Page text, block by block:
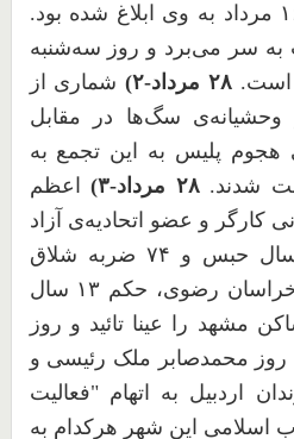
مرداد به وی ابلاغ شده بود.
به سر می‌برد و روز سه‌شنبه
است. ۲۸مرداد-۲) شماری از
وحشیانه‌ی سگ‌ها در مقابل
هجوم پلیس به این تجمع به
شدند.۲۸ مرداد-۳)اعظم
و عضو اتحادیه‌ی آزاد
حبس و ۷۴ ضربه شلاق
خراسان رضوی، حکم ۱۳ سال
مشهد را عینا تائید و روز
روز محمدصابر ملک رئیسی و
اردبیل به اتهام "فعالیت
اسلامی این شهر هرکدام به